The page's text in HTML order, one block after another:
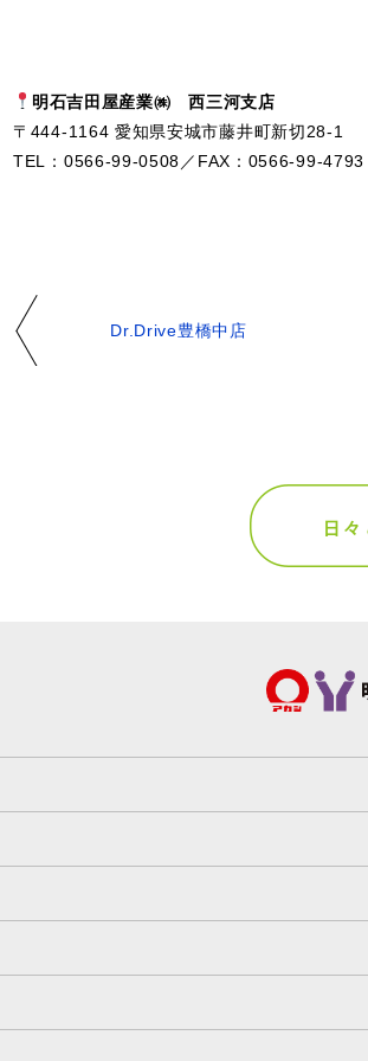
明石吉田屋産業㈱ 西三河支店
〒444-1164 愛知県安城市藤井町新切28-1
TEL：0566-99-0508／FAX：0566-99-4793
Dr.Drive豊橋中店